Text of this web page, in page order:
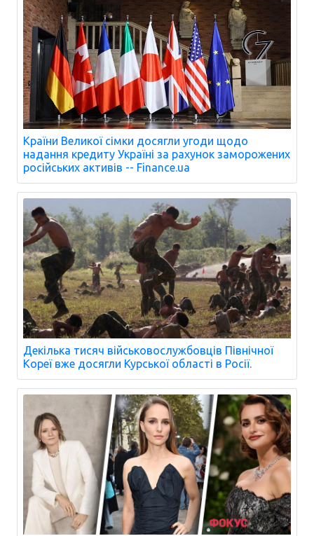
Країни Великої сімки досягли угоди щодо
надання кредиту Україні за рахунок заморожених
російських активів -- Finance.ua
Декілька тисяч військовослужбовців Північної
Кореї вже досягли Курської області в Росії.